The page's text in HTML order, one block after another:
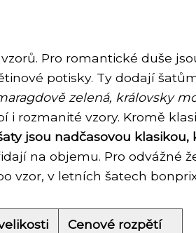
Pro romantické duše
potisky. Ty dodají
zelená, královsky
i rozmanité vzory. Kromě
jsou nadčasovou klasikou,
na objemu. Pro odvážné
vzor, v letních šatech
Cenové rozpětí